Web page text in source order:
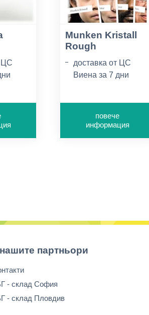
ЦС
Munken Kristall
Rough
доставка от ЦС
Виена за 7 дни
поръчка - 1л
грамажи: 100-300 г/
повече
информация
партньори
- склад София
- склад Пловдив